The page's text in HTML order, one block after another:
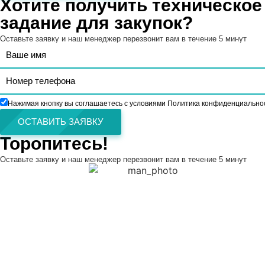
Хотите получить техническое
задание для закупок?
Оставьте заявку и наш менеджер перезвонит вам в течение 5 минут
Нажимая кнопку вы соглашаетесь с условиями Политика
ОСТАВИТЬ ЗАЯВКУ
Торопитесь!
Оставьте заявку и наш менеджер перезвонит вам в течение 5 минут